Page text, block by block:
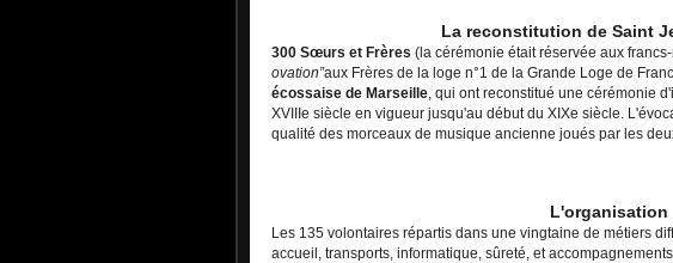
La reconstitution de Saint
300 Sœurs et Frères (la cérémonie était réservée aux
ovation”aux Frères de la loge n°1 de la Grande Loge de
écossaise de Marseille, qui ont reconstitué une cérémonie
XVIIIe siècle en vigueur jusqu'au début du XIXe siècle.
qualité des morceaux de musique ancienne joués par les
L'organisation
Les 135 volontaires répartis dans une vingtaine de métiers
accueil, transports, informatique, sûreté, et